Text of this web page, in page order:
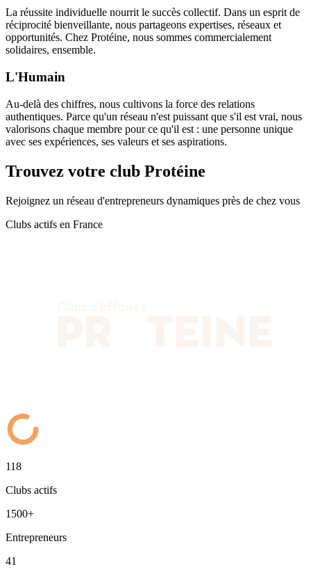
La réussite individuelle nourrit le succès collectif. Dans un esprit de
réciprocité bienveillante, nous partageons expertises, réseaux et
opportunités. Chez Protéine, nous sommes commercialement
solidaires, ensemble.
L'Humain
Au-delà des chiffres, nous cultivons la force des relations
authentiques. Parce qu'un réseau n'est puissant que s'il est vrai, nous
valorisons chaque membre pour ce qu'il est : une personne unique
avec ses expériences, ses valeurs et ses aspirations.
Trouvez votre club Protéine
Rejoignez un réseau d'entrepreneurs dynamiques près de chez vous
Clubs actifs en France
118
Clubs actifs
1500+
Entrepreneurs
41